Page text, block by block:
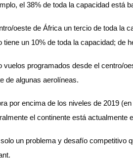
el 38% de toda la capacidad está
oeste de África un tercio de toda la
tiene un 10% de toda la capacidad; de
vuelos programados desde el centro/
de algunas aerolíneas.
por encima de los niveles de 2019
el continente está
un problema y desafío